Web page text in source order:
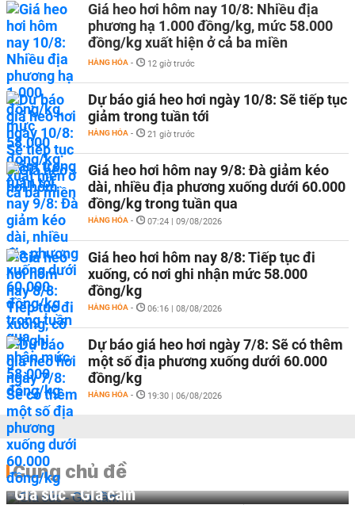
Giá heo hơi hôm nay 10/8: Nhiều địa
phương hạ 1.000 đồng/kg, mức 58.000
đồng/kg xuất hiện ở cả ba miền
HÀNG HÓA - 12 giờ trước
Dự báo giá heo hơi ngày 10/8: Sẽ tiếp tục
giảm trong tuần tới
HÀNG HÓA - 21 giờ trước
Giá heo hơi hôm nay 9/8: Đà giảm kéo
dài, nhiều địa phương xuống dưới 60.000
đồng/kg trong tuần qua
HÀNG HÓA - 07:24 | 09/08/2026
Giá heo hơi hôm nay 8/8: Tiếp tục đi
xuống, có nơi ghi nhận mức 58.000
đồng/kg
HÀNG HÓA - 06:16 | 08/08/2026
Dự báo giá heo hơi ngày 7/8: Sẽ có thêm
một số địa phương xuống dưới 60.000
đồng/kg
HÀNG HÓA - 19:30 | 06/08/2026
Cùng chủ đề
Gia súc - Gia cầm